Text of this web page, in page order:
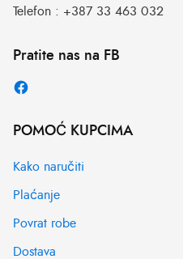
Telefon : +387 33 463 032
Pratite nas na FB
POMOĆ KUPCIMA
Kako naručiti
Plaćanje
Povrat robe
Dostava